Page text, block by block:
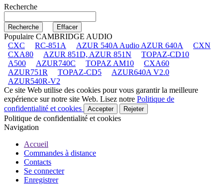
Recherche
Populaire CAMBRIDGE AUDIO
CXC
RC-851A AZUR 540A Audio AZUR 640A
CXN
CXA80
AZUR 851D, AZUR 851N
TOPAZ-CD10
A500
AZUR740C TOPAZ AM10
CXA60
AZUR751R
TOPAZ-CD5
AZUR640A V2.0
AZUR540R-V2
Ce site Web utilise des cookies pour vous garantir la meilleure
expérience sur notre site Web. Lisez notre Politique de
confidentialité et cookies
Accepter Rejeter
Politique de confidentialité et cookies
Navigation
Accueil
Commandes à distance
Contacts
Se connecter
Enregistrer